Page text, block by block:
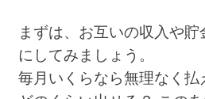
まずは、お互いの収入や
にしてみましょう。
毎月いくらなら無理なく払